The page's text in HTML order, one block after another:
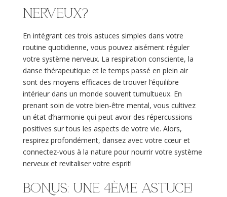
nerveux?
En intégrant ces trois astuces simples dans votre
routine quotidienne, vous pouvez aisément réguler
votre système nerveux. La respiration consciente, la
danse thérapeutique et le temps passé en plein air
sont des moyens efficaces de trouver l’équilibre
intérieur dans un monde souvent tumultueux. En
prenant soin de votre bien-être mental, vous cultivez
un état d’harmonie qui peut avoir des répercussions
positives sur tous les aspects de votre vie. Alors,
respirez profondément, dansez avec votre cœur et
connectez-vous à la nature pour nourrir votre système
nerveux et revitaliser votre esprit!
BONUS: une 4ème astuce!